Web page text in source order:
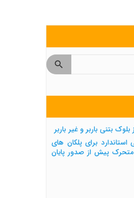
بتنی باربر و غیر باربر
استاندارد برای پلکان های
پیش از صدور پایان